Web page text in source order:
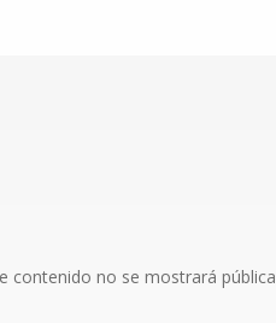
contenido no se mostrará